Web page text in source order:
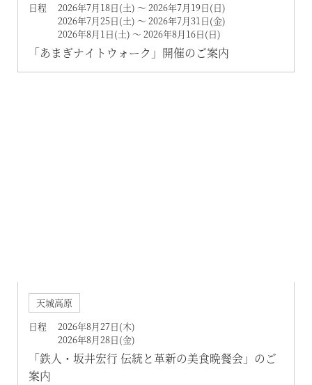
日程 2026年7月18日(土) ～ 2026年7月19日(日)
2026年7月25日(土) ～ 2026年7月31日(金)
2026年8月1日(土) ～ 2026年8月16日(日)
「あまぎナイトウォーク」開催のご案内
天城高原
日程 2026年8月27日(木)
2026年8月28日(金)
「鉄人・坂井宏行 伝統と革新の美食晩餐会」のご
案内